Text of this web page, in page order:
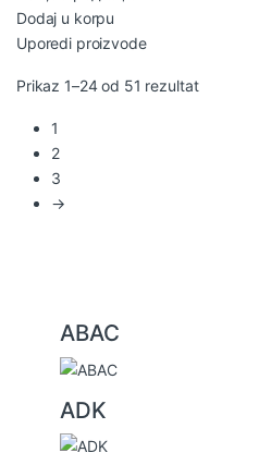
Dodaj u korpu
Uporedi proizvode
Prikaz 1–24 od 51 rezultat
1
2
3
→
ABAC
ADK